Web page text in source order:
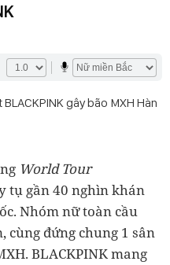
gây bão MXH Hàn
World Tour
tụ gần 40 nghìn khán
Nhóm nữ toàn cầu
cùng đứng chung 1 sân
BLACKPINK mang